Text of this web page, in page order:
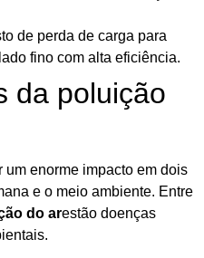
de perda de carga para
fino com alta eficiência.
da poluição
um enorme impacto em dois
e o meio ambiente. Entre
do arestão doenças